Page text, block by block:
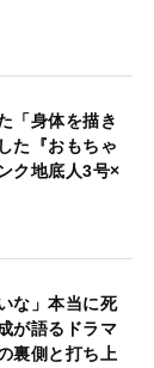
「身体を描き
た『おもちゃ
ク地底人3号×
な」本当に死
が語るドラマ
裏側と打ち上